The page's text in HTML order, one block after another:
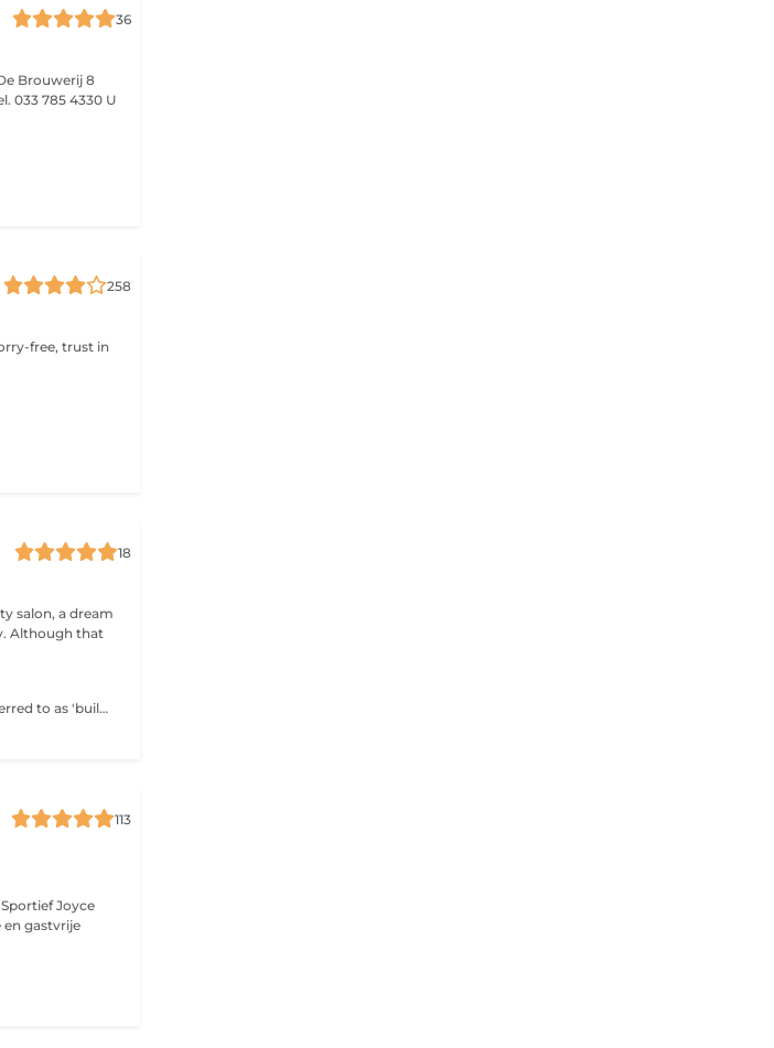
36
Brouwerij 8
258
free, trust in
18
salon, a dream
Although that
BIAB stands for 'builder in a bottle', and is also referred to as 'builder gels' which gives your nails strength and protects them from breaking. Biab doesn't contain silicones or parabens, it's safe for customers with allergies. It's VEGAN, very good and safe for natural nails. Biab natural stands for natural colors from Biab color collection like pinks, milky colors and nudes.
113
Joyce
gastvrije